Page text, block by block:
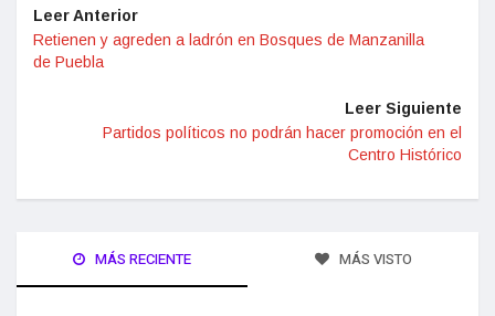
Leer Anterior
Retienen y agreden a ladrón en Bosques de Manzanilla
de Puebla
Leer Siguiente
Partidos políticos no podrán hacer promoción en el
Centro Histórico
MÁS RECIENTE MÁS VISTO